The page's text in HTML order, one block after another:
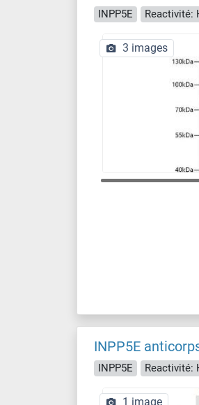
INPP5E Reactivité:
3 images
INPP5E
INPP5E Reactivité:
1 image